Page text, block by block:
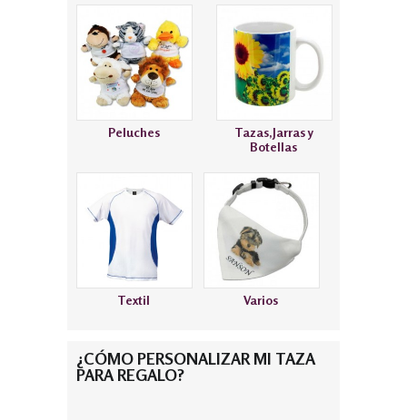
Peluches
Tazas,Jarras y
Botellas
Textil Varios
¿CÓMO PERSONALIZAR MI TAZA
PARA REGALO?